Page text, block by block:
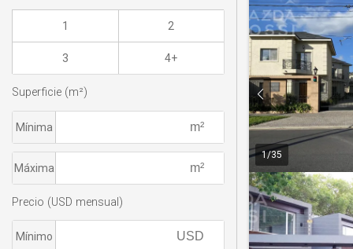
1/35
1 2
3 4+
Superficie (m²)
Mínima
Máxima
Precio (USD mensual)
Mínimo